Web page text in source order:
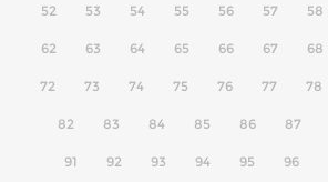
52 53 54 55 56 57 58
62 63 64 65 66 67 68
72 73 74 75 76 77 78
82 83 84 85 86 87
91 92 93 94 95 96